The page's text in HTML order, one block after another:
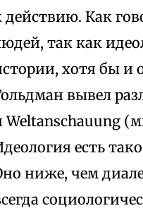
действию. Как
так как
хотя бы и
вывел
Weltanschauung
есть
ниже, чем